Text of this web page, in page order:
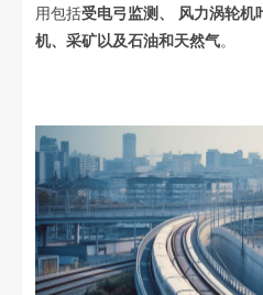
用包括受电弓监测、 风力涡轮
机、采矿以及石油和天然气。